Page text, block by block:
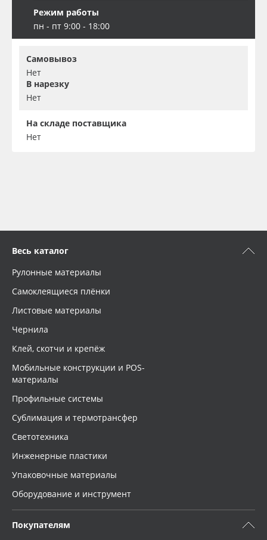
Режим работы
пн - пт 9:00 - 18:00
Самовывоз
Нет
В нарезку
Нет
На складе поставщика
Нет
Весь каталог
Рулонные материалы
Самоклеящиеся плёнки
Листовые материалы
Чернила
Клей, скотчи и крепёж
Мобильные конструкции и POS-
материалы
Профильные системы
Сублимация и термотрансфер
Светотехника
Инженерные пластики
Упаковочные материалы
Оборудование и инструмент
Покупателям